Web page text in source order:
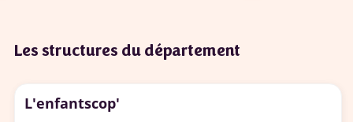
Les structures du département
L'enfantscop'